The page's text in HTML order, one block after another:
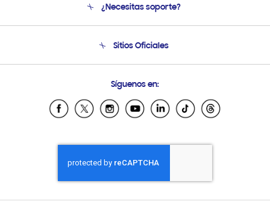
Soporte
Condiciones de Compra
¿Necesitas soporte?
Soporte vía eMail
Sitios Oficiales
Samsung Ecuador
Samsung El Salvador
Samsung Honduras
Samsung Nicaragua
Samsung Panamá
Síguenos en: